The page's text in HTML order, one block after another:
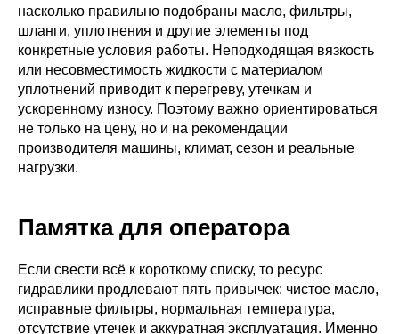
насколько правильно подобраны масло, фильтры,
шланги, уплотнения и другие элементы под
конкретные условия работы. Неподходящая вязкость
или несовместимость жидкости с материалом
уплотнений приводит к перегреву, утечкам и
ускоренному износу. Поэтому важно ориентироваться
не только на цену, но и на рекомендации
производителя машины, климат, сезон и реальные
нагрузки.
Памятка для оператора
Если свести всё к короткому списку, то ресурс
гидравлики продлевают пять привычек: чистое масло,
исправные фильтры, нормальная температура,
отсутствие утечек и аккуратная эксплуатация. Именно